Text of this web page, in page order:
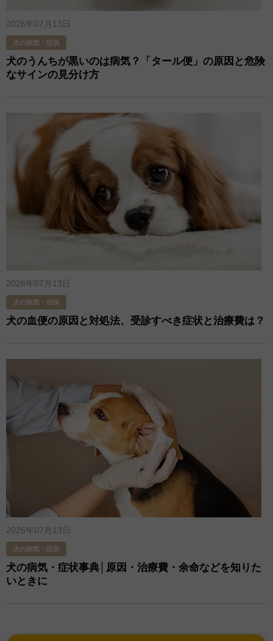
2026年07月13日
犬の病気・症状
犬のうんちが黒いのは病気？「タール便」の原因と危険
なサインの見分け方
2026年07月13日
犬の病気・症状
犬の血便の原因と対処法、受診すべき症状と治療費は？
2026年07月13日
犬の病気・症状
犬の病気・症状事典│原因・治療費・余命などを知りた
いときに